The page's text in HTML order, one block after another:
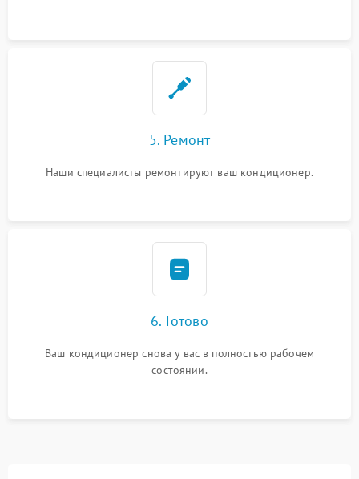
5. Ремонт
Наши специалисты ремонтируют ваш кондиционер.
6. Готово
Ваш кондиционер снова у вас в полностью рабочем
состоянии.